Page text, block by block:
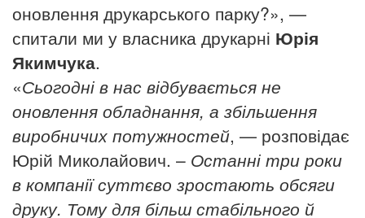
оновлення друкарського парку?», —
спитали ми у власника друкарні Юрія
Якимчука.
«Сьогодні в нас відбувається не
оновлення обладнання, а збільшення
виробничих потужностей, — розповідає
Юрій Миколайович. – Останні три роки
в компанії суттєво зростають обсяги
друку. Тому для більш стабільного й